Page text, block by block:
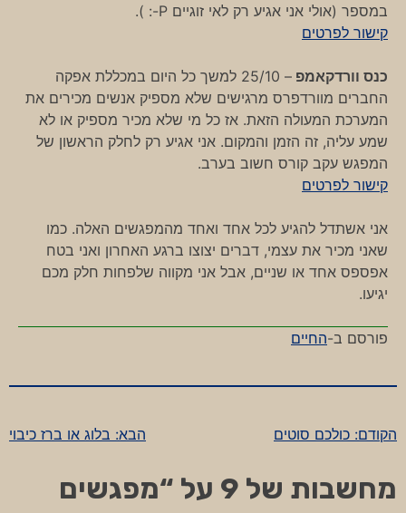
במספר (אולי אני אגיע רק לאי זוגיים P-: ).
קישור לפרטים
כנס וורדקאמפ – 25/10 למשך כל היום במכללת אפקה
החברים מוורדפרס מרגישים שלא מספיק אנשים מכירים את
המערכת המעולה הזאת. אז כל מי שלא מכיר מספיק או לא
שמע עליה, זה הזמן והמקום. אני אגיע רק לחלק הראשון של
המפגש עקב קורס חשוב בערב.
קישור לפרטים
אני אשתדל להגיע לכל אחד ואחד מהמפגשים האלה. כמו
שאני מכיר את עצמי, דברים יצוצו ברגע האחרון ואני בטח
אפספס אחד או שניים, אבל אני מקווה שלפחות חלק מכם
יגיעו.
פורסם ב-החיים
ניווט
הקודם: כולכם סוטים הבא: בלוג או ברז כיבוי
מחשבות של 9 על “
מפגשים